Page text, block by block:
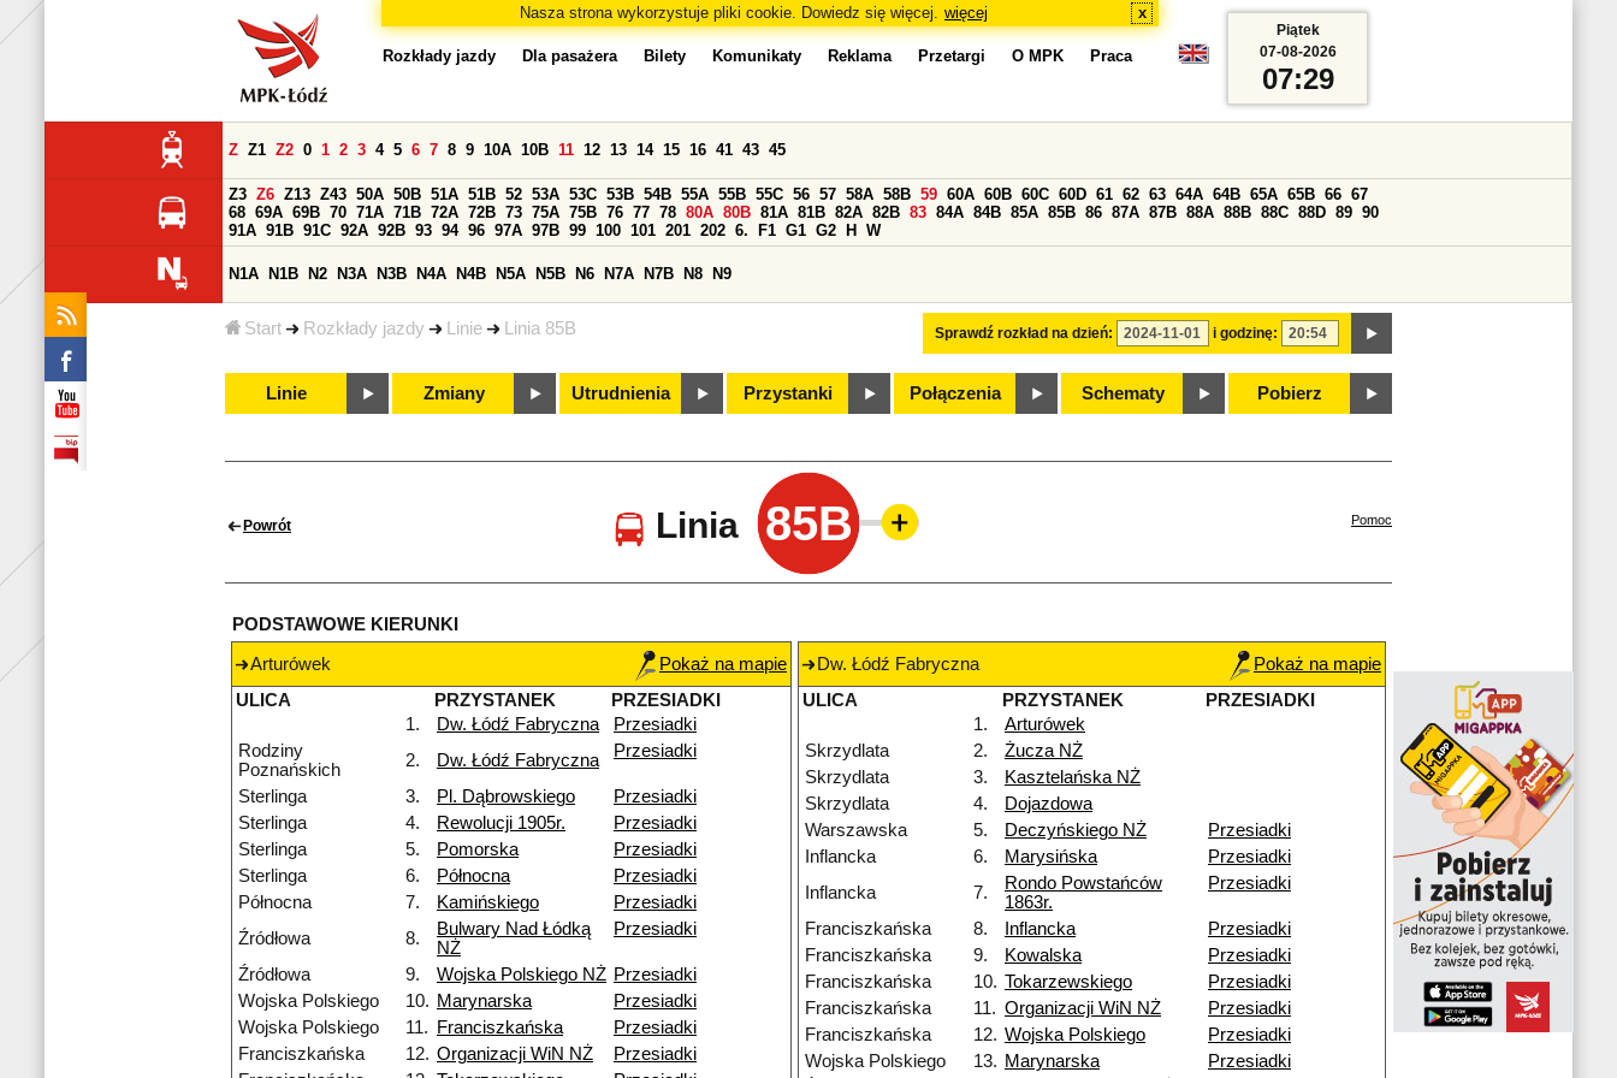
Nasza strona wykorzystuje pliki cookie. Dowiedz się więcej. więcej x
Start Rozkłady jazdy Linie Linia 85B
Rozkłady jazdy Dla pasażera Bilety Komunikaty Reklama Przetargi O MPK Praca
Sprawdź rozkład na dzień: i godzinę:
Z Z1 Z2 0 1 2 3 4 5 6 7 8 9 10A 10B 11 12 13 14 15 16 41 43 45
Z3 Z6 Z13 Z43 50A 50B 51A 51B 52 53A 53C 53B 54B 55A 55B 55C 56 57 58A 58B 59 60A 60B 60C 60D 61 62 63 64A 64B 65A 65B 66 67
68 69A 69B 70 71A 71B 72A 72B 73 75A 75B 76 77 78 80A 80B 81A 81B 82A 82B 83 84A 84B 85A 85B 86 87A 87B 88A 88B 88C 88D 89 90
91A 91B 91C 92A 92B 93 94 96 97A 97B 99 100 101 201 202 6. F1 G1 G2 H W
N1A N1B N2 N3A N3B N4A N4B N5A N5B N6 N7A N7B N8 N9
Linie Zmiany Utrudnienia Przystanki Połączenia Schematy Pobierz
Piątek
07-08-2026
07:29
Powrót Linia 85B Pomoc
PODSTAWOWE KIERUNKI
Arturówek
Pokaż na mapie
ULICA
PRZYSTANEK
PRZESIADKI
1.
Dw. Łódź Fabryczna
Przesiadki
Rodziny
Poznańskich
2. Dw. Łódź Fabryczna Przesiadki
Sterlinga 3. Pl. Dąbrowskiego
Przesiadki
Sterlinga
4. Rewolucji 1905r.
Przesiadki
Sterlinga
5. Pomorska
Przesiadki
Sterlinga
6. Północna
Przesiadki
Północna
7. Kamińskiego
Przesiadki
Źródłowa
8.
Bulwary Nad Łódką
NŻ
Przesiadki
Źródłowa 9. Wojska Polskiego NŻ Przesiadki
Wojska Polskiego
10. Marynarska
Przesiadki
Wojska Polskiego
11. Franciszkańska
Przesiadki
Franciszkańska
12. Organizacji WiN NŻ
Przesiadki
Dw. Łódź Fabryczna
Pokaż na mapie
ULICA
PRZYSTANEK
PRZESIADKI
1.
Arturówek
Skrzydlata
2.
Żucza NŻ
Skrzydlata
3.
Kasztelańska NŻ
Skrzydlata
4.
Dojazdowa
Warszawska
5. Deczyńskiego NŻ
Przesiadki
Inflancka
6. Marysińska
Przesiadki
Inflancka
7.
Rondo Powstańców
1863r.
Przesiadki
Franciszkańska 8. Inflancka
Przesiadki
Franciszkańska
9. Kowalska
Przesiadki
Franciszkańska
10. Tokarzewskiego
Przesiadki
Franciszkańska
11. Organizacji WiN NŻ
Przesiadki
Franciszkańska
12. Wojska Polskiego
Przesiadki
Wojska Polskiego
13. Marynarska Przesiadki